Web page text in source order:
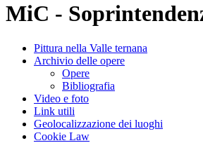
MiC -
Pittura nella Valle ternana
Archivio delle opere
Opere
Bibliografia
Video e foto
Link utili
Geolocalizzazione dei luoghi
Cookie Law